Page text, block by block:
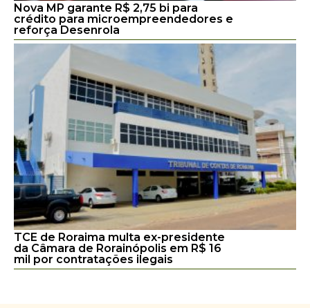
Nova MP garante R$ 2,75 bi para
crédito para microempreendedores e
reforça Desenrola
TCE de Roraima multa ex-presidente
da Câmara de Rorainópolis em R$ 16
mil por contratações ilegais